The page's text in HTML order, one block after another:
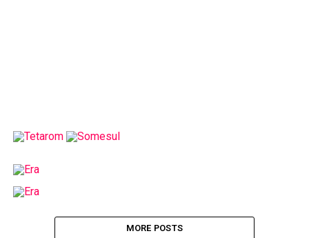
MORE POSTS